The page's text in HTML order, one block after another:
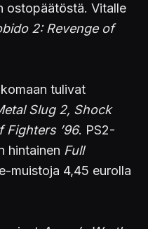
ostopäätöstä. Vitalle
2: Revenge of
tulivat
Slug 2, Shock
Fighters ’96. PS2-
hintainen Full
muistoja 4,45 eurolla